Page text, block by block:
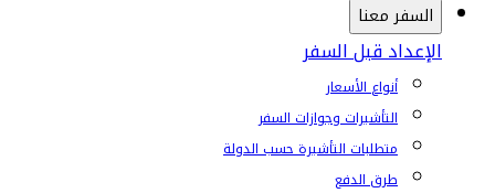
السفر معنا
الإعداد قبل السفر
أنواع الأسعار
التأشيرات وجوازات السفر
متطلبات التأشيرة حسب الدولة
طرق الدفع